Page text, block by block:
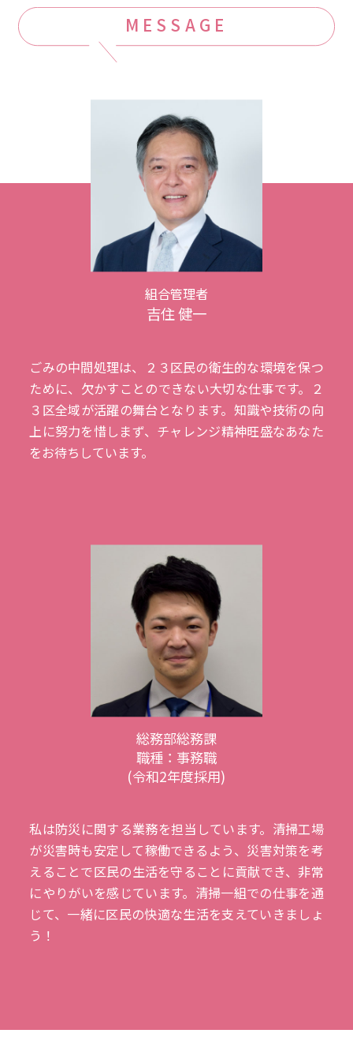
MESSAGE
組合管理者
吉住 健一
ごみの中間処理は、２３区民の衛生的な環境を保つ
ために、欠かすことのできない大切な仕事です。２
３区全域が活躍の舞台となります。知識や技術の向
上に努力を惜しまず、チャレンジ精神旺盛なあなた
をお待ちしています。
総務部総務課
職種：事務職
(令和2年度採用)
私は防災に関する業務を担当しています。清掃工場
が災害時も安定して稼働できるよう、災害対策を考
えることで区民の生活を守ることに貢献でき、非常
にやりがいを感じています。清掃一組での仕事を通
じて、一緒に区民の快適な生活を支えていきましょ
う！